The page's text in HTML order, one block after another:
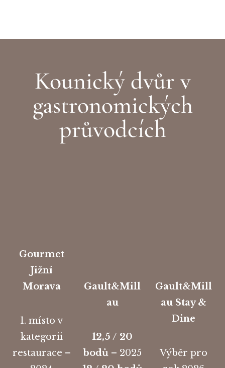
Kounický dvůr v
gastronomických
průvodcích
Gourmet
Jižní
Morava
1. místo v
kategorii
restaurace –
Gault&Mill
au
12,5 / 20
bodů – 2025
Gault&Mill
au Stay &
Dine
Výběr pro